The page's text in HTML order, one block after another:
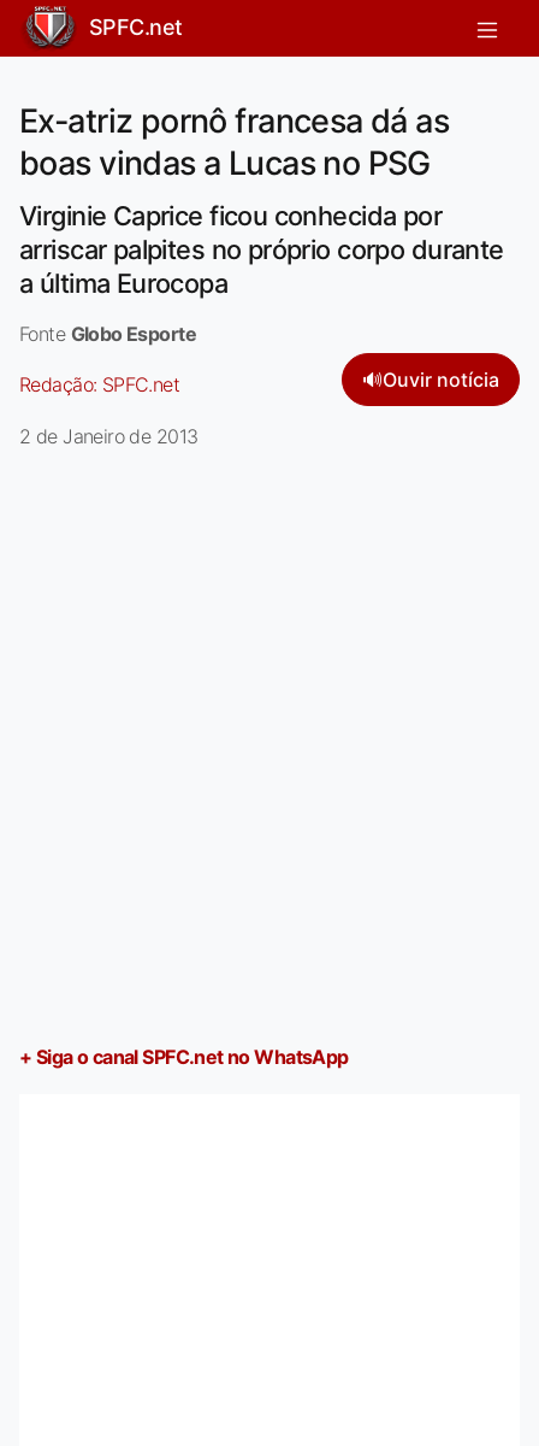
SPFC.net
Ex-atriz pornô francesa dá as
boas vindas a Lucas no PSG
Virginie Caprice ficou conhecida por
arriscar palpites no próprio corpo durante
a última Eurocopa
Fonte Globo Esporte
Redação: SPFC.net 🔊Ouvir notícia
2 de Janeiro de 2013
+ Siga o canal SPFC.net no WhatsApp